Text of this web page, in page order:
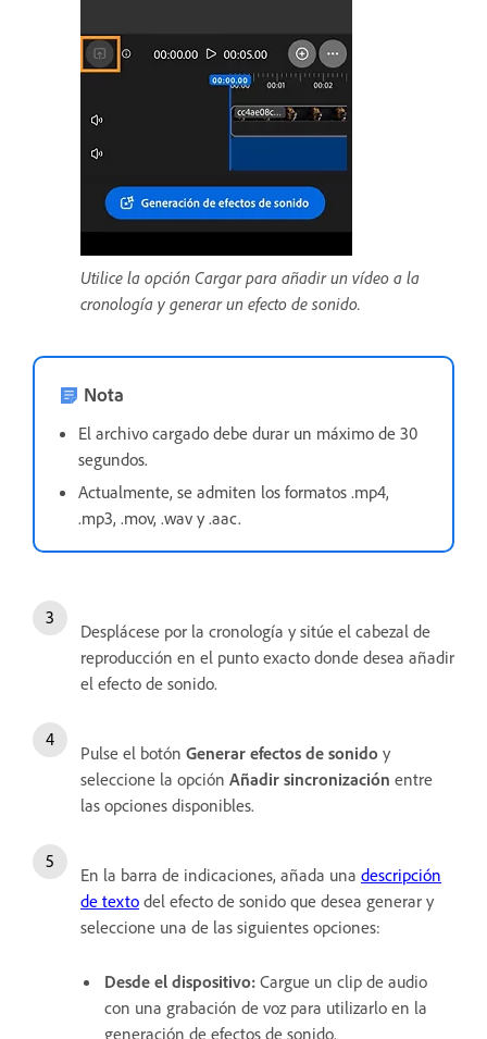
Utilice la opción Cargar para añadir un vídeo a la
cronología y generar un efecto de sonido.
Nota
El archivo cargado debe durar un máximo de 30
segundos.
Actualmente, se admiten los formatos .mp4,
.mp3, .mov, .wav y .aac.
Desplácese por la cronología y sitúe el cabezal de
reproducción en el punto exacto donde desea añadir
el efecto de sonido.
Pulse el botón Generar efectos de sonido y
seleccione la opción Añadir sincronización entre
las opciones disponibles.
En la barra de indicaciones, añada una descripción
de texto del efecto de sonido que desea generar y
seleccione una de las siguientes opciones:
Desde el dispositivo: Cargue un clip de audio
con una grabación de voz para utilizarlo en la
generación de efectos de sonido.